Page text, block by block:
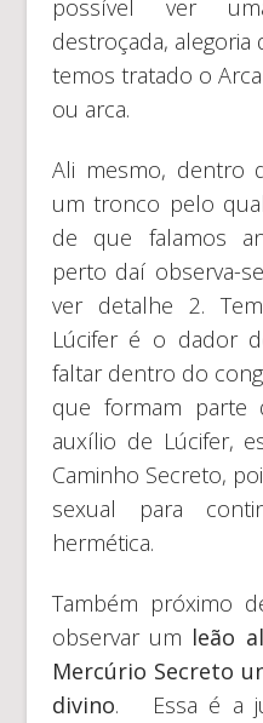
possível ver
destroçada,
temos tratado o
ou arca.
Ali mesmo, dentro
um tronco pelo
de que falamos
perto daí observa-
ver detalhe 2.
Lúcifer é o dador
faltar dentro do
que formam parte
auxílio de Lúcifer,
Caminho Secreto,
sexual para
hermética.
Também próximo
observar um leão
Mercúrio Secreto
divino. Essa é a